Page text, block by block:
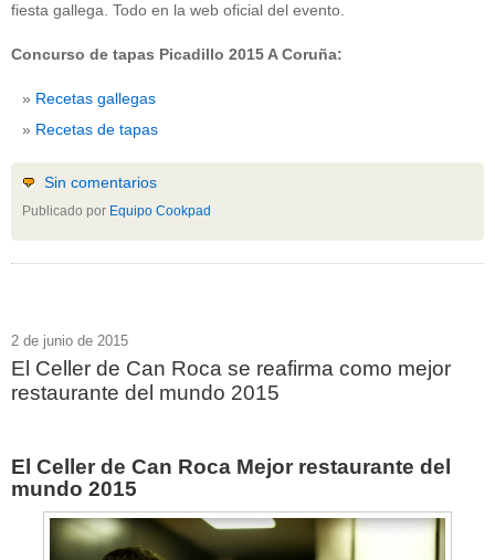
fiesta gallega. Todo en la web oficial del evento.
Concurso de tapas Picadillo 2015 A Coruña:
Recetas gallegas
Recetas de tapas
Sin comentarios
Publicado por Equipo Cookpad
2 de junio de 2015
El Celler de Can Roca se reafirma como mejor
restaurante del mundo 2015
El Celler de Can Roca Mejor restaurante del
mundo 2015